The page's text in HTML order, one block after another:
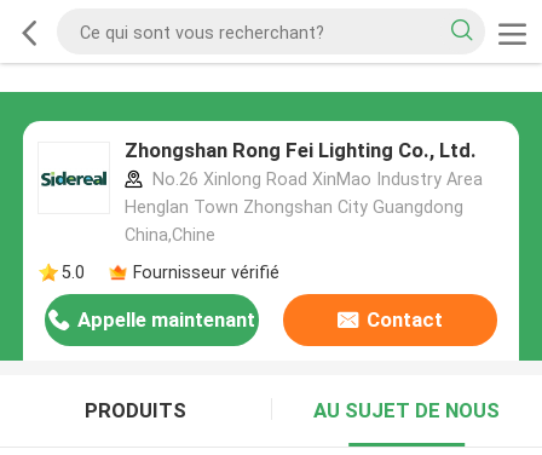
Zhongshan Rong Fei Lighting Co., Ltd.
No.26 Xinlong Road XinMao Industry Area
Henglan Town Zhongshan City Guangdong
China,Chine
5.0
Fournisseur vérifié
Appelle maintenant Contact
PRODUITS AU SUJET DE NOUS